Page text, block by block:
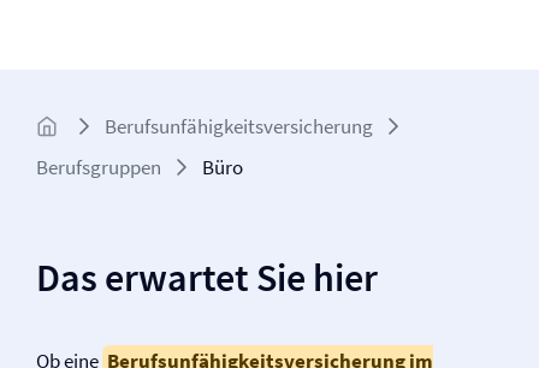
Berufs­unfähigkeits­­versicherung
Berufsgruppen
Büro
Das erwartet Sie hier
Ob eine Berufs­unfähigkeits­versicherung im